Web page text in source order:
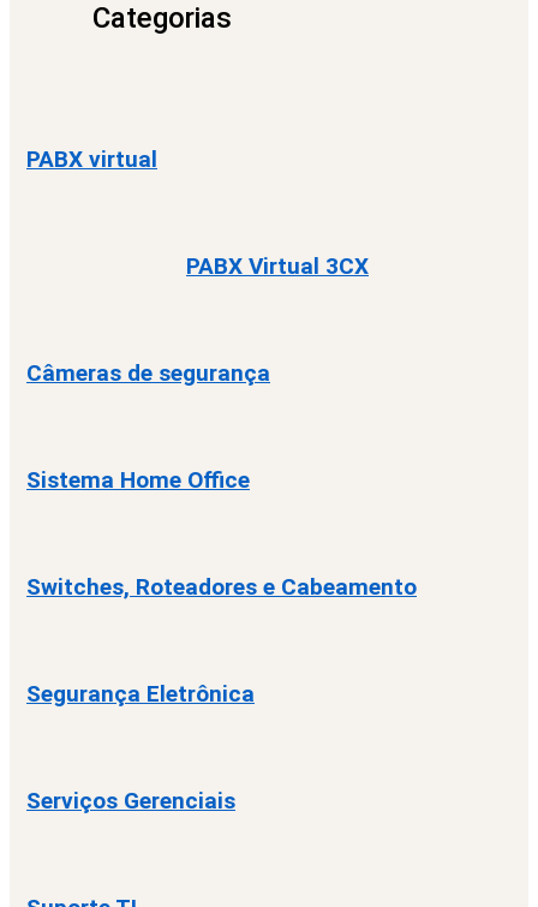
Categorias
PABX virtual
PABX Virtual 3CX
Câmeras de segurança
Sistema Home Office
Switches, Roteadores e Cabeamento
Segurança Eletrônica
Serviços Gerenciais